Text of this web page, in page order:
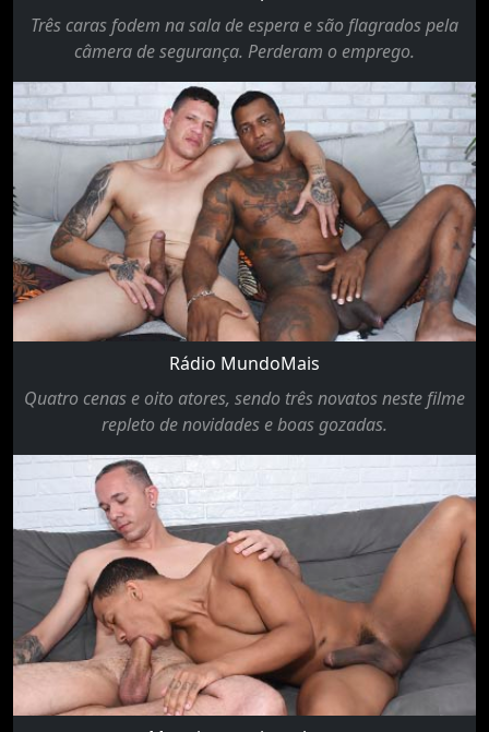
Três caras fodem na sala de espera e são flagrados pela
câmera de segurança. Perderam o emprego.
Rádio MundoMais
Quatro cenas e oito atores, sendo três novatos neste filme
repleto de novidades e boas gozadas.